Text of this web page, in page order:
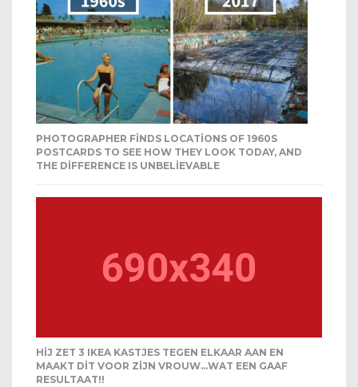
PHOTOGRAPHER FINDS LOCATIONS OF 1960S
POSTCARDS TO SEE HOW THEY LOOK TODAY, AND
THE DIFFERENCE IS UNBELIEVABLE
HIJ ZET 3 IKEA KASTJES TEGEN ELKAAR AAN EN
MAAKT DIT VOOR ZIJN VROUW…WAT EEN GAAF
RESULTAAT!!